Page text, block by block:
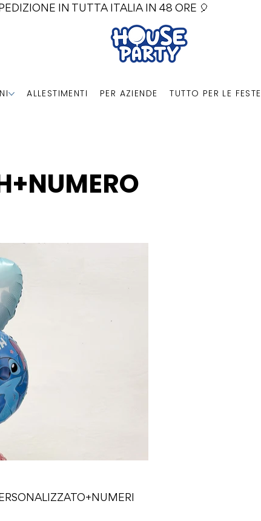
IN TUTTA ITALIA IN 48 ORE 🎈
ALLESTIMENTI PER AZIENDE TUTTO PER LE FESTE